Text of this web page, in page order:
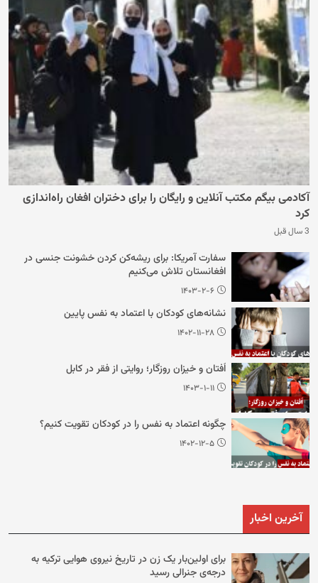
آکادمی بیگم مکتب آنلاین و رایگان را برای دختران افغان راه‌اندازی
کرد
3 سال قبل
سفارت آمریکا: برای ریشه‌کن کردن خشونت جنسی در
افغانستان تلاش می‌کنیم
۱۴۰۳-۲-۶
نشانه‌های کودکان با اعتماد به نفس پایین
۱۴۰۲-۱۱-۲۸
اُفتان و خیزان روزگار؛ روایتی از فقر در کابل
۱۴۰۳-۱-۱۱
چگونه اعتماد به نفس را در کودکان تقویت کنیم؟
۱۴۰۲-۱۲-۵
آخرین اخبار
برای اولین‌بار یک زن در تاریخ نیروی هوایی ترکیه به
درجه‌ی جنرالی رسید